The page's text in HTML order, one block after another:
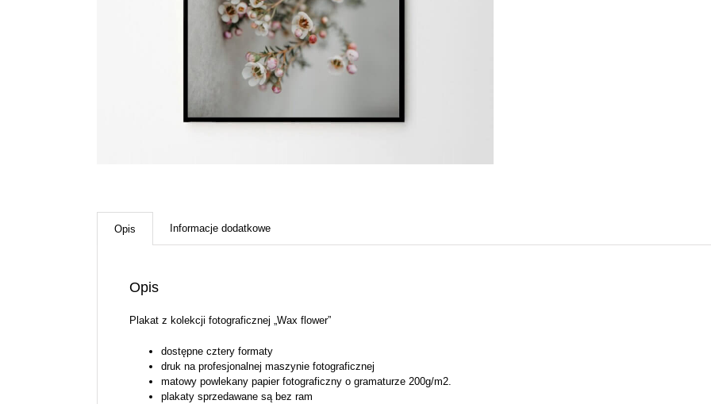
Opis Informacje dodatkowe
Opis
Plakat z kolekcji fotograficznej „Wax flower”
dostępne cztery formaty
druk na profesjonalnej maszynie fotograficznej
matowy powlekany papier fotograficzny o gramaturze 200g/m2.
plakaty sprzedawane są bez ram